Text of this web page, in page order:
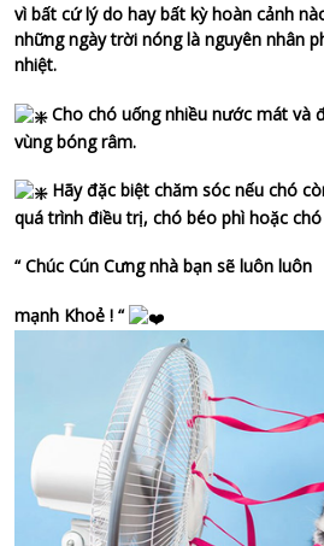
vì bất cứ lý do hay bất kỳ hoàn cảnh
những ngày trời nóng là nguyên nhân
nhiệt.
Cho chó uống nhiều nước mát và
vùng bóng râm.
Hãy đặc biệt chăm sóc nếu chó
quá trình điều trị, chó béo phì hoặc chó
“ Chúc Cún Cưng nhà bạn sẽ luôn luôn
mạnh Khoẻ ! “